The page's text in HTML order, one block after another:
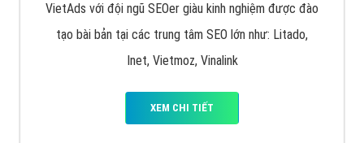
VietAds với đội ngũ SEOer giàu kinh nghiệm được đào
tạo bài bản tại các trung tâm SEO lớn như: Litado,
Inet, Vietmoz, Vinalink
XEM CHI TIẾT